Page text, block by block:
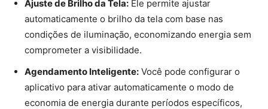
Ajuste de Brilho da Tela: Ele permite ajustar
automaticamente o brilho da tela com base nas
condições de iluminação, economizando energia sem
comprometer a visibilidade.
Agendamento Inteligente: Você pode configurar o
aplicativo para ativar automaticamente o modo de
economia de energia durante períodos específicos,